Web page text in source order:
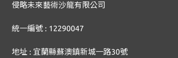
侵略未來藝術沙龍有限公司
統一編號 : 12290047
地址 : 宜蘭縣蘇澳鎮新城一路30號